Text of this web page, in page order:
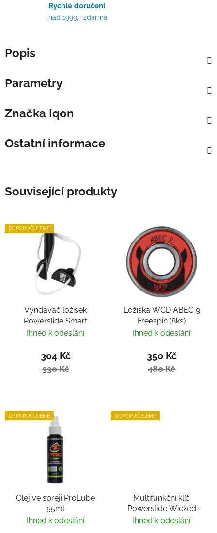
Rychlé doručení
nad 1999,- zdarma
Popis
Parametry
Značka Iqon
Ostatní informace
Související produkty
DOPORUČUJEME
Vyndavač ložisek
Powerslide Smart
Bearing Remover by
Ihned k odeslání
304 Kč
330 Kč
Ložiska WCD ABEC 9
Freespin (8ks)
Ihned k odeslání
350 Kč
480 Kč
DOPORUČUJEME
Olej ve spreji ProLube
55ml
Ihned k odeslání
DOPORUČUJEME
Multifunkční klíč
Powerslide Wicked
Hardcore Tool
Ihned k odeslání